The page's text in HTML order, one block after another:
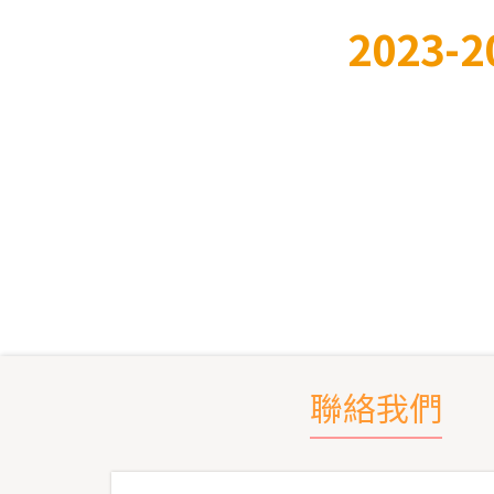
2023-
聯絡我們